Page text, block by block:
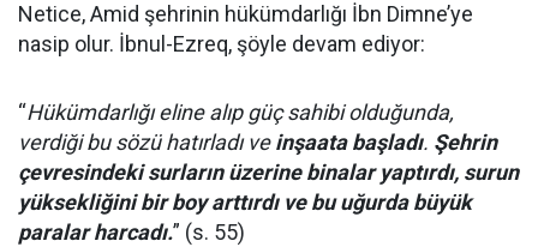
Netice, Amid şehrinin hükümdarlığı İbn Dimne’ye
nasip olur. İbnul-Ezreq, şöyle devam ediyor:
“Hükümdarlığı eline alıp güç sahibi olduğunda,
verdiği bu sözü hatırladı veinşaata başladı. Şehrin
çevresindeki surların üzerine binalar yaptırdı, surun
yüksekliğini bir boy arttırdı ve bu uğurda büyük
paralar harcadı.” (s. 55)